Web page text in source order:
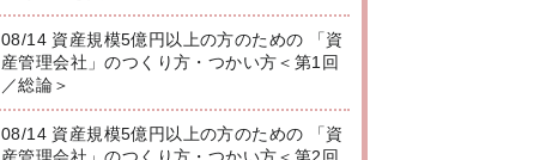
08/14 資産規模5億円以上の方のための 「資
産管理会社」のつくり方・つかい方＜第1回
／総論＞
08/14 資産規模5億円以上の方のための 「資
産管理会社」のつくり方・つかい方＜第2回